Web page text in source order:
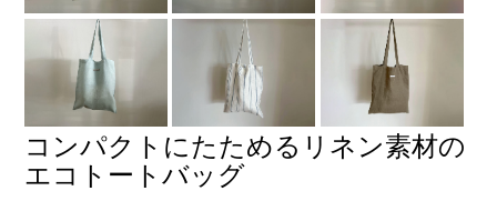
コンパクトにたためるリネン素材の
エコトートバッグ